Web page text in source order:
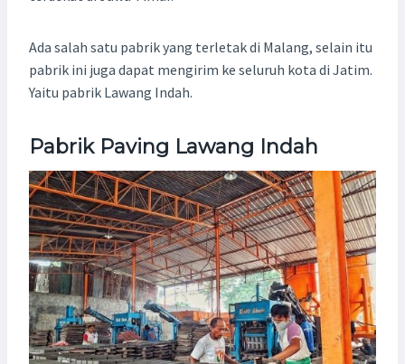
Ada salah satu pabrik yang terletak di Malang, selain itu
pabrik ini juga dapat mengirim ke seluruh kota di Jatim.
Yaitu pabrik Lawang Indah.
Pabrik Paving Lawang Indah